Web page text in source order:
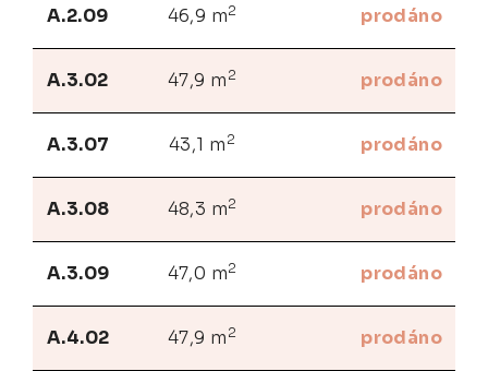
A.2.09 46,9 m2 prodáno
A.3.02 47,9 m 2 prodáno
A.3.07 43,1 m 2 prodáno
A.3.08 48,3 m2 prodáno
A.3.09 47,0 m2 prodáno
A.4.02 47,9 m 2 prodáno